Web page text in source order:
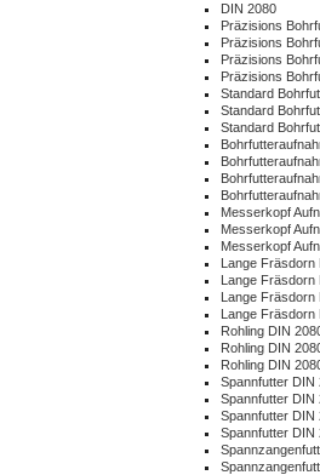
DIN 2080
Präzisions
Präzisions
Präzisions
Präzisions
Standard
Standard
Standard
Messerkopf
Messerkopf
Messerkopf
Lange Fräsdorn
Lange Fräsdorn
Lange Fräsdorn
Lange Fräsdorn
Rohling DIN
Rohling DIN
Rohling DIN
Spannfutter DIN
Spannfutter DIN
Spannfutter DIN
Spannfutter DIN